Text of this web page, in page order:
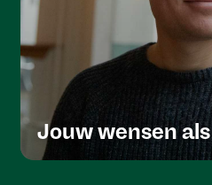
Jouw wensen